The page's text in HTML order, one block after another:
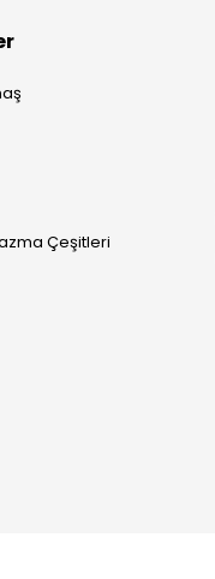
Çeşitleri